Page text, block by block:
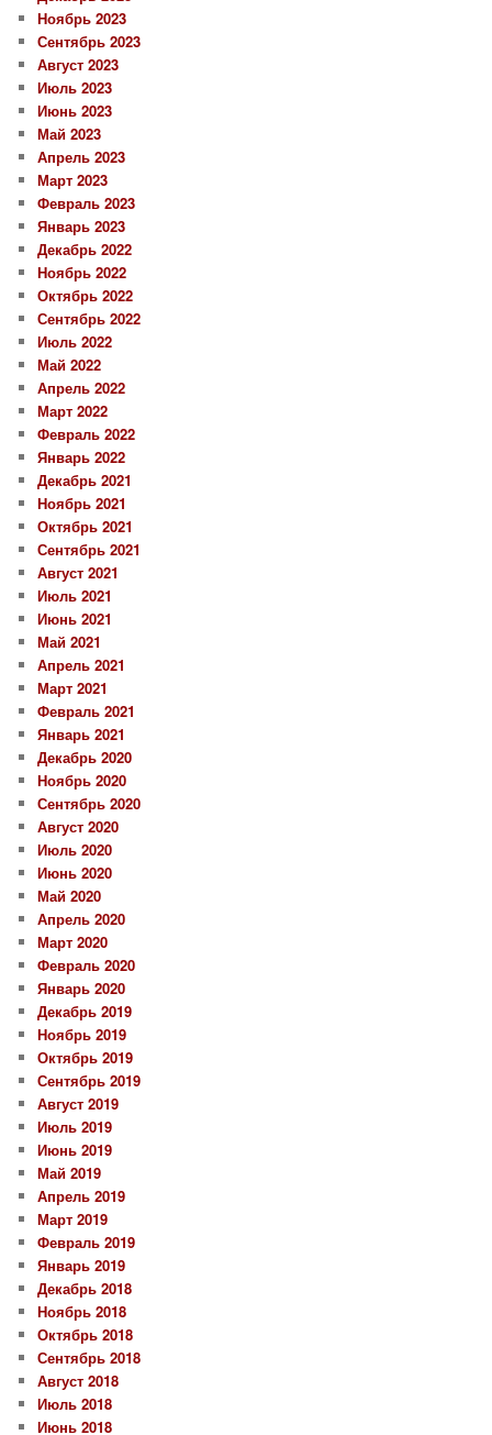
Ноябрь 2023
Сентябрь 2023
Август 2023
Июль 2023
Июнь 2023
Май 2023
Апрель 2023
Март 2023
Февраль 2023
Январь 2023
Декабрь 2022
Ноябрь 2022
Октябрь 2022
Сентябрь 2022
Июль 2022
Май 2022
Апрель 2022
Март 2022
Февраль 2022
Январь 2022
Декабрь 2021
Ноябрь 2021
Октябрь 2021
Сентябрь 2021
Август 2021
Июль 2021
Июнь 2021
Май 2021
Апрель 2021
Март 2021
Февраль 2021
Январь 2021
Декабрь 2020
Ноябрь 2020
Сентябрь 2020
Август 2020
Июль 2020
Июнь 2020
Май 2020
Апрель 2020
Март 2020
Февраль 2020
Январь 2020
Декабрь 2019
Ноябрь 2019
Октябрь 2019
Сентябрь 2019
Август 2019
Июль 2019
Июнь 2019
Май 2019
Апрель 2019
Март 2019
Февраль 2019
Январь 2019
Декабрь 2018
Ноябрь 2018
Октябрь 2018
Сентябрь 2018
Август 2018
Июль 2018
Июнь 2018